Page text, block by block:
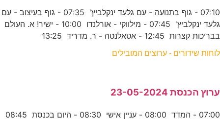
07:10 - גוף בתנועה - עם גלעד ינקלביץ' 07:35 - גוף בעיצוב - עם
גלעד ינקלביץ' 07:45 - מילווקי - אורלנדו 10:00 - ישיר! א. העולם
בבריכות קצרות 12:45 - אטאלנטה - ר. מדריד 13:25
לוחות שידורים - ערוצים המובילים
ערוץ הכנסת 23-05-2024
07:00 - המדד 08:00 - עניין אישי 08:30 - היום בכנסת 08:45